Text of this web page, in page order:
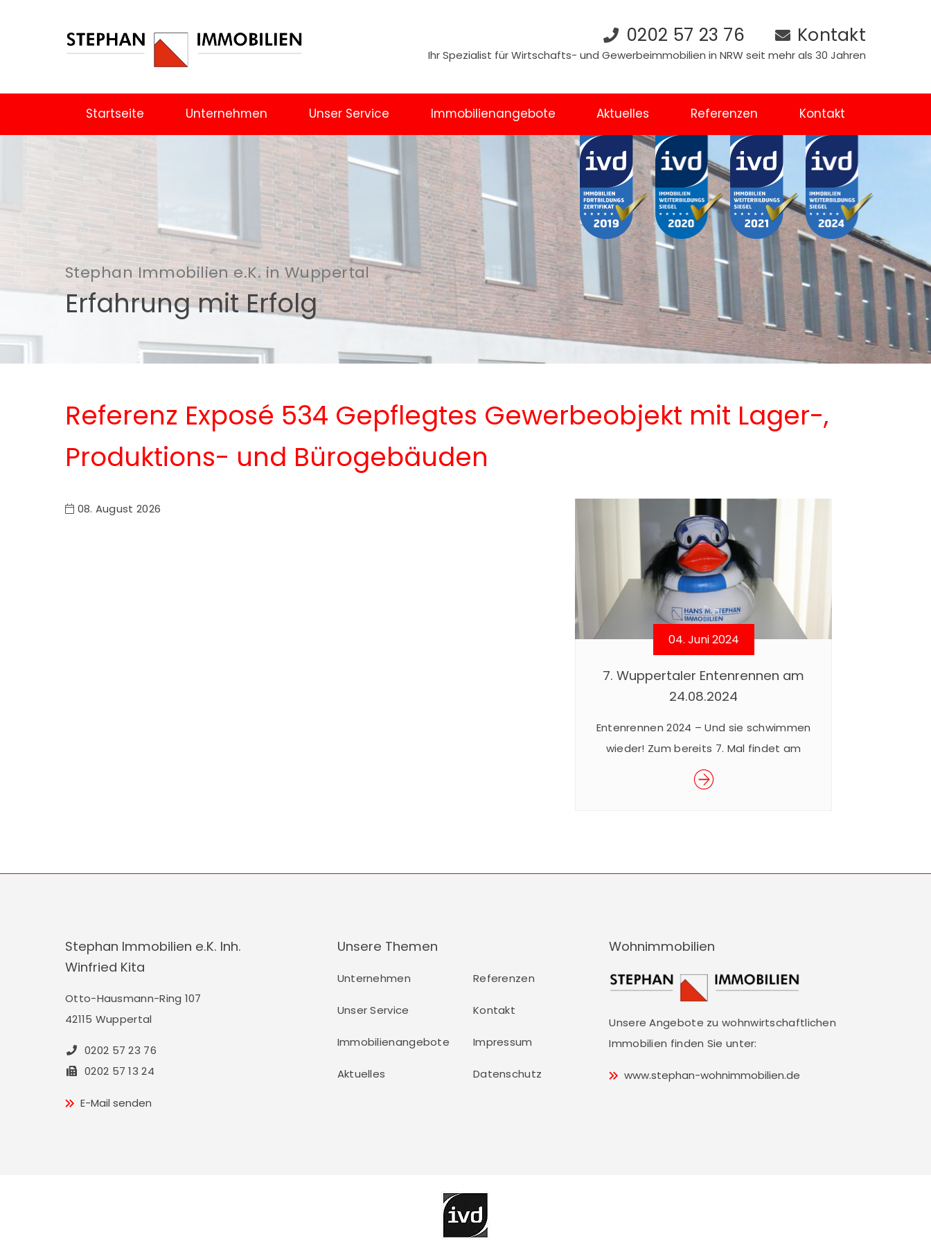
0202 57 23 76 Kontakt
Ihr Spezialist für Wirtschafts- und Gewerbeimmobilien in NRW seit mehr als 30 Jahren
Startseite Unternehmen Unser Service Immobilienangebote Aktuelles Referenzen Kontakt
Stephan Immobilien e.K. in Wuppertal
Erfahrung mit Erfolg
Referenz Exposé 534 Gepflegtes Gewerbeobjekt mit Lager-,
Produktions- und Bürogebäuden
08. August 2026
04. Juni 2024
7. Wuppertaler Entenrennen am
24.08.2024
Entenrennen 2024 – Und sie schwimmen
wieder! Zum bereits 7. Mal findet am
24.08.2024 das beliebte Wuppertaler
Entenrennen im Rahmen des
statt. Mit dem Kauf eines Enten-Loses für
Stephan Immobilien e.K. Inh.
Winfried Kita
Otto-Hausmann-Ring 107
42115 Wuppertal
0202 57 23 76
0202 57 13 24
E-Mail senden
Unsere Themen
Unternehmen Referenzen
Unser Service Kontakt
Immobilienangebote Impressum
Aktuelles Datenschutz
Wohnimmobilien
Unsere Angebote zu wohnwirtschaftlichen
Immobilien finden Sie unter:
www.stephan-wohnimmobilien.de